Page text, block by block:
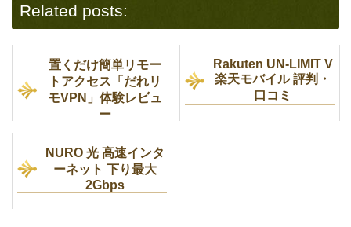
Related posts:
置くだけ簡単リモー
トアクセス「だれリ
モVPN」体験レビュ
ー
Rakuten UN-LIMIT V
楽天モバイル 評判・
口コミ
NURO 光 高速インタ
ーネット 下り最大
2Gbps